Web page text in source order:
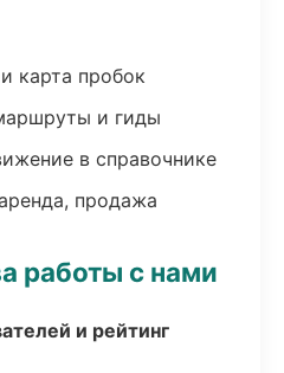
карта пробок
и гиды
в справочнике
продажа
работы с нами
и рейтинг